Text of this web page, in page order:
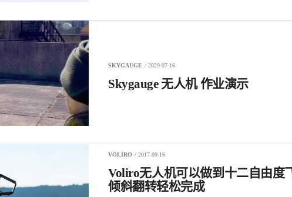
SKYGAUGE / 2020-07-16
Skygauge 无人机 作业演示
VOLIRO / 2017-09-16
Voliro无人机可以做到十二自由度
倾斜翻转轻松完成